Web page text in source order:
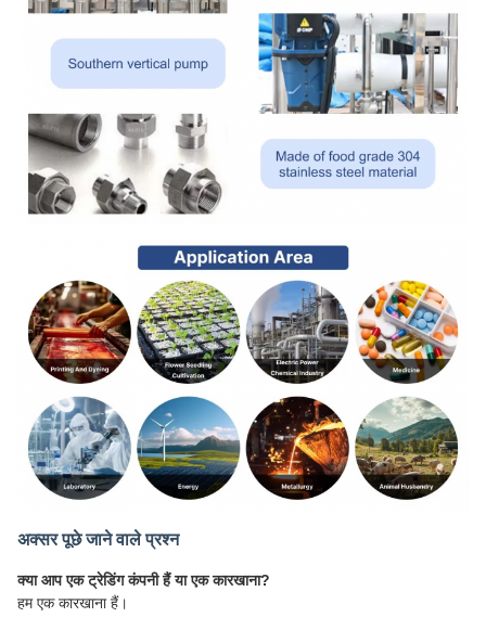
अक्सर पूछे जाने वाले प्रश्न
क्या आप एक ट्रेडिंग कंपनी हैं या एक कारखाना?
हम एक कारखाना हैं।